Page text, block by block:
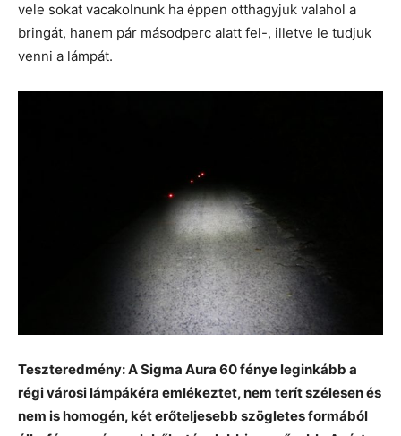
vele sokat vacakolnunk ha éppen otthagyjuk valahol a
bringát, hanem pár másodperc alatt fel-, illetve le tudjuk
venni a lámpát.
Teszteredmény: A Sigma Aura 60 fénye leginkább a
régi városi lámpákéra emlékeztet, nem terít szélesen és
nem is homogén, két erőteljesebb szögletes formából